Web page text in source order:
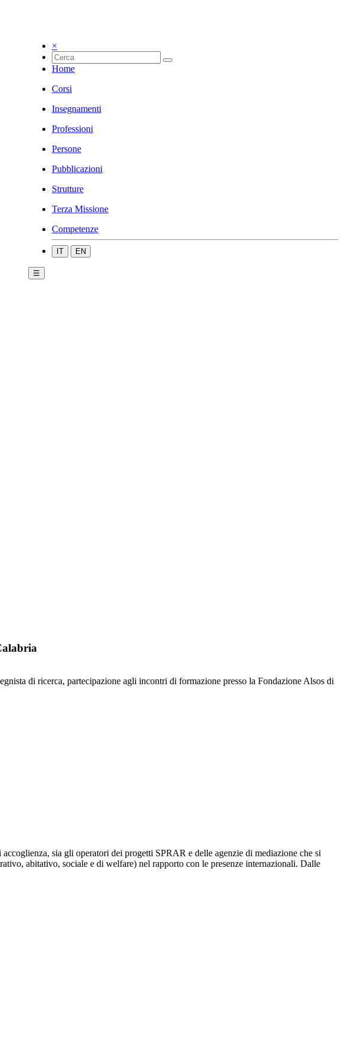
×
Home
Corsi
Insegnamenti
Professioni
Persone
Pubblicazioni
Strutture
Terza Missione
Competenze
IT EN
☰
di ricerca, partecipazione agli incontri di formazione presso la Fondazione Alsos di
sia gli operatori dei progetti SPRAR e delle agenzie di mediazione che si
abitativo, sociale e di welfare) nel rapporto con le presenze internazionali. Dalle